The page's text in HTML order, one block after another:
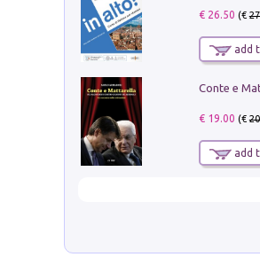
€ 26.50 (€
add
€ 19.00 (€
add